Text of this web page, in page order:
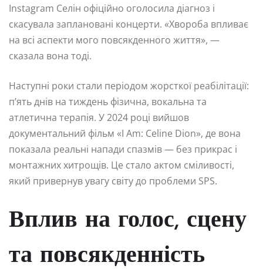
Instagram Селін офіційно оголосила діагноз і
скасувала заплановані концерти. «Хвороба впливає
на всі аспекти мого повсякденного життя», —
сказала вона тоді.
Наступні роки стали періодом жорсткої реабілітації:
п’ять днів на тиждень фізична, вокальна та
атлетична терапія. У 2024 році вийшов
документальний фільм «I Am: Celine Dion», де вона
показала реальні напади спазмів — без прикрас і
монтажних хитрощів. Це стало актом сміливості,
який привернув увагу світу до проблеми SPS.
Вплив на голос, сцену
та повсякденність